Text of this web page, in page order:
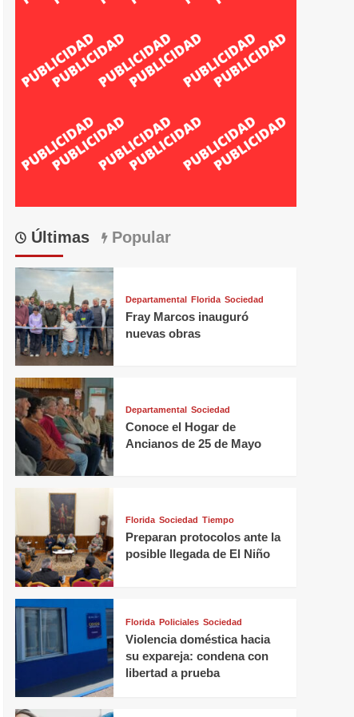
Últimas Popular
Departamental Florida Sociedad
Fray Marcos inauguró
nuevas obras
Departamental Sociedad
Conoce el Hogar de
Ancianos de 25 de Mayo
Florida Sociedad Tiempo
Preparan protocolos ante la
posible llegada de El Niño
Florida Policiales Sociedad
Violencia doméstica hacia
su expareja: condena con
libertad a prueba